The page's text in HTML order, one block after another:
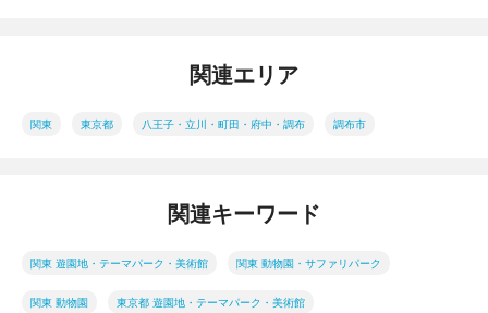
関連エリア
関東 東京都 八王子・立川・町田・府中・調布 調布市
関連キーワード
関東 遊園地・テーマパーク・美術館 関東 動物園・サファリパーク
関東 動物園 東京都 遊園地・テーマパーク・美術館